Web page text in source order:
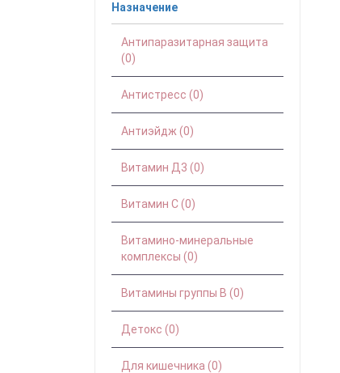
Назначение
Антипаразитарная защита
(0)
Антистресс (0)
Антиэйдж (0)
Витамин Д3 (0)
Витамин С (0)
Витамино-минеральные
комплексы (0)
Витамины группы B (0)
Детокс (0)
Для кишечника (0)